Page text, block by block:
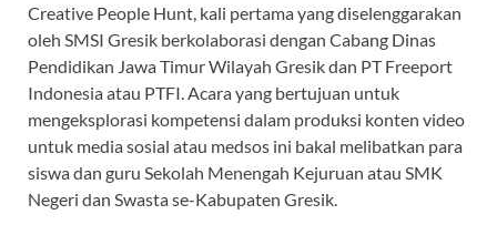
Creative People Hunt, kali pertama yang diselenggarakan
oleh SMSI Gresik berkolaborasi dengan Cabang Dinas
Pendidikan Jawa Timur Wilayah Gresik dan PT Freeport
Indonesia atau PTFI. Acara yang bertujuan untuk
mengeksplorasi kompetensi dalam produksi konten video
untuk media sosial atau medsos ini bakal melibatkan para
siswa dan guru Sekolah Menengah Kejuruan atau SMK
Negeri dan Swasta se-Kabupaten Gresik.